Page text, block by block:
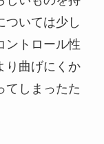
ついては少し
ントロール性
り曲げにくか
てしまったた